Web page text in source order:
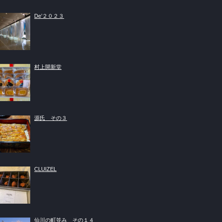
De’２０２３
村上開新堂
源氏 その３
CLUIZEL
仙川の町並み その１４